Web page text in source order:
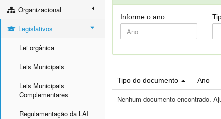
Organizacional
Legislativos
Lei orgânica
Leis Municipais
Leis Municipais
Complementares
Regulamentação da LAI
Informe o ano
Tipo do documento Ano
Nenhum documento encontrado.